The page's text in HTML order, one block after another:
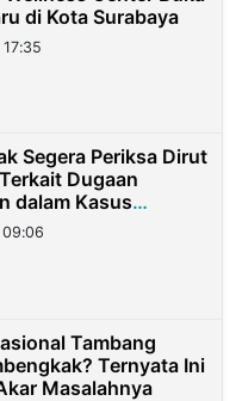
di Kota Surabaya
Segera Periksa Dirut
Dugaan
dalam Kasus
Nasabah Rp2,58
Tambang
Ternyata Ini
Masalahnya